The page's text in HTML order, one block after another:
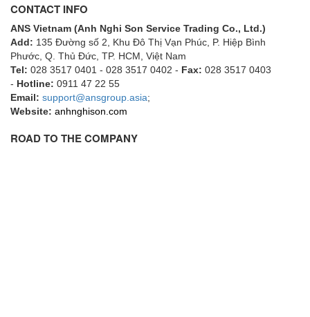
Fine Suntronix
FineTek
Finna Sensors Vietnam
Fireye
Fischer
FISO Vietnam
CONTACT INFO
ANS Vietnam (Anh Nghi Son Service Trading Co., Ltd.)
Add: 135 Đường số 2, Khu Đô Thị Vạn Phúc, P. Hiệp Bình
Phước, Q. Thủ Đức, TP. HCM , Việt Nam
Tel: 028 3517 0401 - 028 3517 0402 - Fax: 028 3517 0403
- Hotline: 0911 47 22 55
Email: support@ansgroup.asia;
Website: anhnghison.com
ROAD TO THE COMPANY